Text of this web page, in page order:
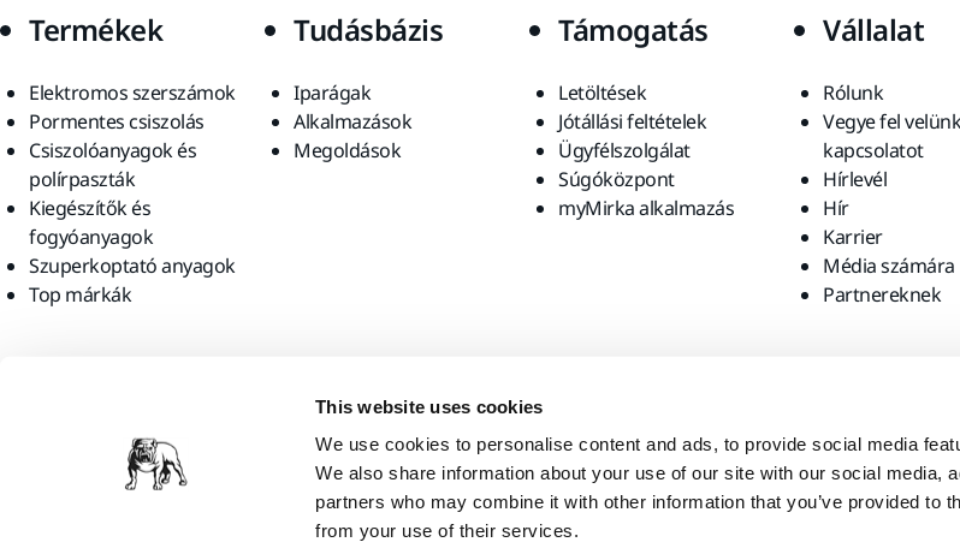
This website uses cookies
We use cookies to personalise content and ads, to provide social media
We also share information about your use of our site with our social media,
partners who may combine it with other information that you’ve provided to
from your use of their services.
Termékek
Elektromos szerszámok
Pormentes csiszolás
Csiszolóanyagok és
polírpaszták
Kiegészítők és
fogyóanyagok
Szuperkoptató anyagok
Top márkák
Tudásbázis
Iparágak
Alkalmazások
Megoldások
Támogatás
Letöltések
Jótállási feltételek
Ügyfélszolgálat
Súgóközpont
myMirka alkalmazás
Vállalat
Rólunk
Vegye fel
kapcsolatot
Hírlevél
Hír
Karrier
Média számára
Partnereknek